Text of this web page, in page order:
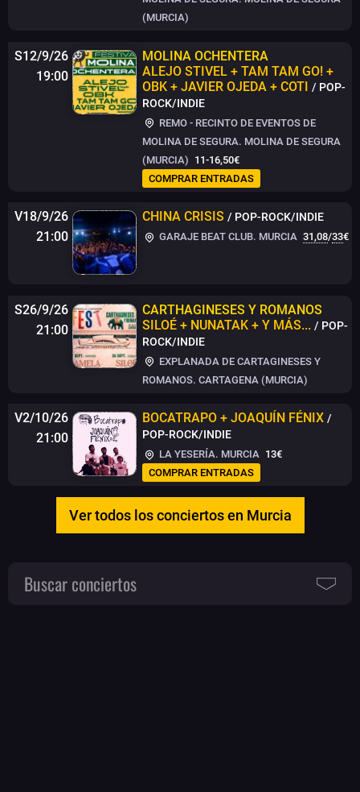
(MURCIA)
S12/9/26
19:00
MOLINA OCHENTERA
ALEJO STIVEL + TAM TAM GO! +
OBK + JAVIER OJEDA + COTI / POP-
ROCK/INDIE
REMO - RECINTO DE EVENTOS DE
MOLINA DE SEGURA. MOLINA DE SEGURA
(MURCIA) 11-16,50€
COMPRAR ENTRADAS
V18/9/26
21:00
CHINA CRISIS / POP-ROCK/INDIE
GARAJE BEAT CLUB. MURCIA 31,08/33€
S26/9/26
21:00
CARTHAGINESES Y ROMANOS
SILOÉ + NUNATAK + Y MÁS... / POP-
ROCK/INDIE
EXPLANADA DE CARTAGINESES Y
ROMANOS. CARTAGENA (MURCIA)
V2/10/26
21:00
​BOCATRAPO + ​JOAQUÍN FÉNIX /
POP-ROCK/INDIE
LA YESERÍA. MURCIA 13€
COMPRAR ENTRADAS
Ver todos los conciertos en Murcia
Buscar conciertos